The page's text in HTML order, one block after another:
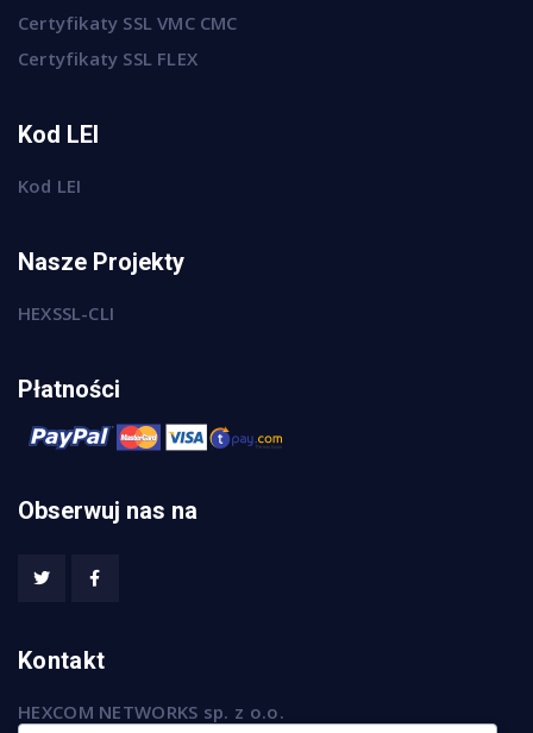
Certyfikaty SSL VMC CMC
Certyfikaty SSL FLEX
Kod LEI
Kod LEI
Nasze Projekty
HEXSSL-CLI
Płatności
Obserwuj nas na
Kontakt
HEXCOM NETWORKS sp. z o.o.